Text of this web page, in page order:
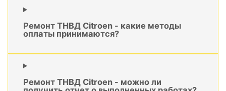
Ремонт ТНВД Citroen - какие методы
оплаты принимаются?
Ремонт ТНВД Citroen - можно ли